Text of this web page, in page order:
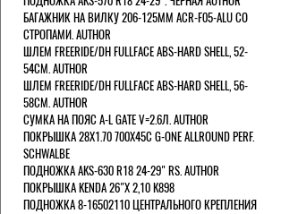
БАГАЖНИК НА ВИЛКУ 206-125ММ ACR-F05-ALU СО
СТРОПАМИ. AUTHOR
ШЛЕМ FREERIDE/DH FULLFACE ABS-HARD SHELL, 52-
54СМ. AUTHOR
ШЛЕМ FREERIDE/DH FULLFACE ABS-HARD SHELL, 56-
58СМ. AUTHOR
СУМКА НА ПОЯС A-L GATE V=2.6Л. AUTHOR
ПОКРЫШКА 28X1.70 700X45C G-ONE ALLROUND PERF.
SCHWALBE
ПОДНОЖКА AKS-630 R18 24-29" RS. AUTHOR
ПОКРЫШКА KENDA 26"Х 2,10 K898
ПОДНОЖКА 8-16502110 ЦЕНТРАЛЬНОГО КРЕПЛЕНИЯ